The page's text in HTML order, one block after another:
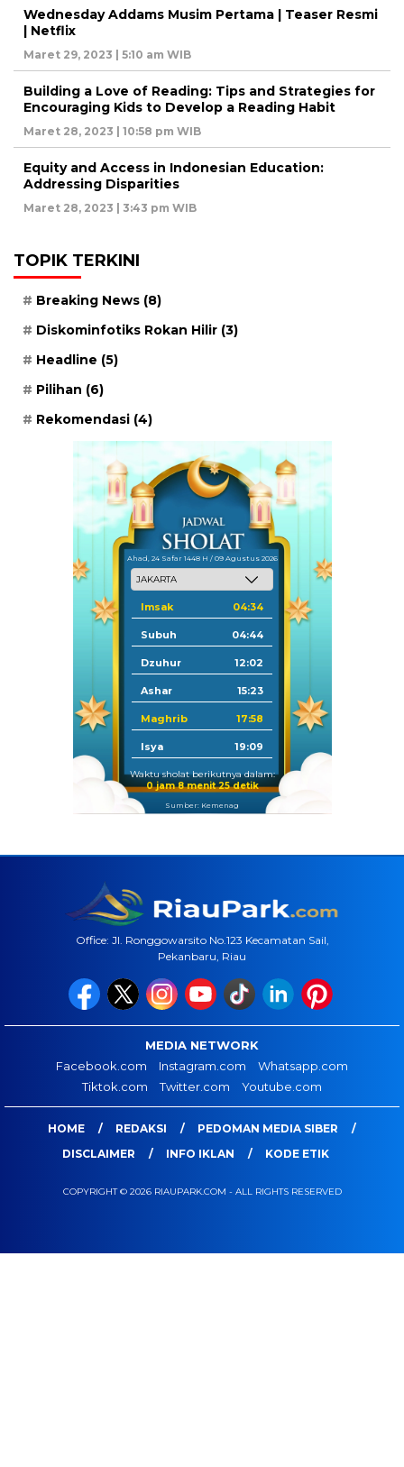
Wednesday Addams Musim Pertama | Teaser Resmi
| Netflix
Maret 29, 2023 | 5:10 am WIB
Building a Love of Reading: Tips and Strategies for
Encouraging Kids to Develop a Reading Habit
Maret 28, 2023 | 10:58 pm WIB
Equity and Access in Indonesian Education:
Addressing Disparities
Maret 28, 2023 | 3:43 pm WIB
TOPIK TERKINI
Breaking News (8)
Diskominfotiks Rokan Hilir (3)
Headline (5)
Pilihan (6)
Rekomendasi (4)
Ahad, 24 Safar 1448 H / 09 Agustus 2026
Imsak 04:34
Subuh 04:44
Dzuhur 12:02
Ashar 15:23
Maghrib 17:58
Isya 19:09
Waktu sholat berikutnya dalam:
0 jam 8 menit 24 detik
Sumber: Kemenag
Office: Jl. Ronggowarsito No.123 Kecamatan Sail,
Pekanbaru, Riau
MEDIA NETWORK
Facebook.com
Instagram.com
Whatsapp.com
Tiktok.com
Twitter.com Youtube.com
HOME REDAKSI
PEDOMAN MEDIA SIBER
DISCLAIMER
INFO IKLAN KODE ETIK
COPYRIGHT © 2026 RIAUPARK.COM - ALL RIGHTS RESERVED